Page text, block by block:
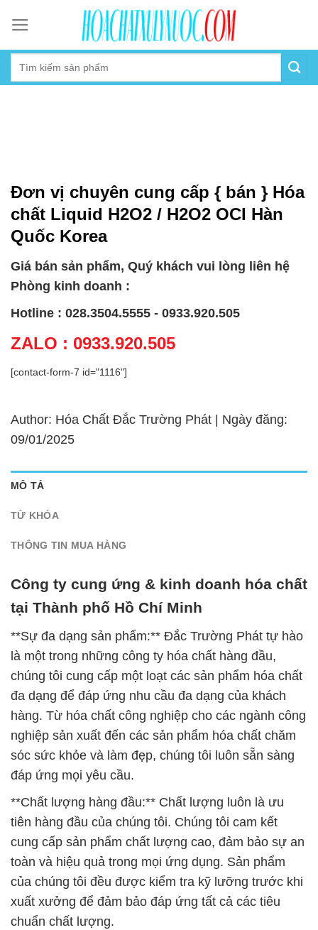
content
Đơn vị chuyên cung cấp { bán } Hóa
chất Liquid H2O2 / H2O2 OCI Hàn
Quốc Korea
Giá bán sản phẩm, Quý khách vui lòng liên hệ
Phòng kinh doanh :
Hotline : 028.3504.5555 - 0933.920.505
ZALO : 0933.920.505
[contact-form-7 id="1116"]
Author: Hóa Chất Đắc Trường Phát | Ngày đăng:
09/01/2025
MÔ TẢ
TỪ KHÓA
THÔNG TIN MUA HÀNG
Công ty cung ứng & kinh doanh hóa chất
tại Thành phố Hồ Chí Minh
**Sự đa dạng sản phẩm:** Đắc Trường Phát tự hào
là một trong những công ty hóa chất hàng đầu,
chúng tôi cung cấp một loạt các sản phẩm hóa chất
đa dạng để đáp ứng nhu cầu đa dạng của khách
hàng. Từ hóa chất công nghiệp cho các ngành công
nghiệp sản xuất đến các sản phẩm hóa chất chăm
sóc sức khỏe và làm đẹp, chúng tôi luôn sẵn sàng
đáp ứng mọi yêu cầu.
**Chất lượng hàng đầu:** Chất lượng luôn là ưu
tiên hàng đầu của chúng tôi. Chúng tôi cam kết
cung cấp sản phẩm chất lượng cao, đảm bảo sự an
toàn và hiệu quả trong mọi ứng dụng. Sản phẩm
của chúng tôi đều được kiểm tra kỹ lưỡng trước khi
xuất xưởng để đảm bảo đáp ứng tất cả các tiêu
chuẩn chất lượng.